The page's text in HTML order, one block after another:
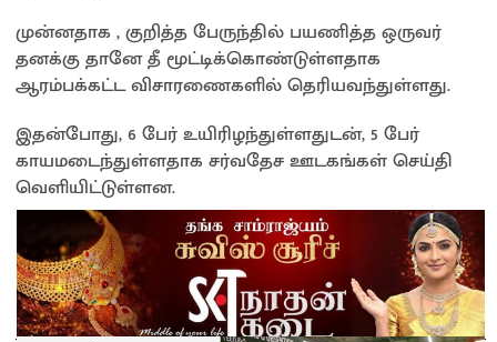
முன்னதாக , குறித்த பேருந்தில் பயணித்த ஒருவர்
தனக்கு தானே தீ மூட்டிக்கொண்டுள்ளதாக
ஆரம்பக்கட்ட விசாரணைகளில் தெரியவந்துள்ளது.
இதன்போது, 6 பேர் உயிரிழந்துள்ளதுடன், 5 பேர்
காயமடைந்துள்ளதாக சர்வதேச ஊடகங்கள் செய்தி
வெளியிட்டுள்ளன.